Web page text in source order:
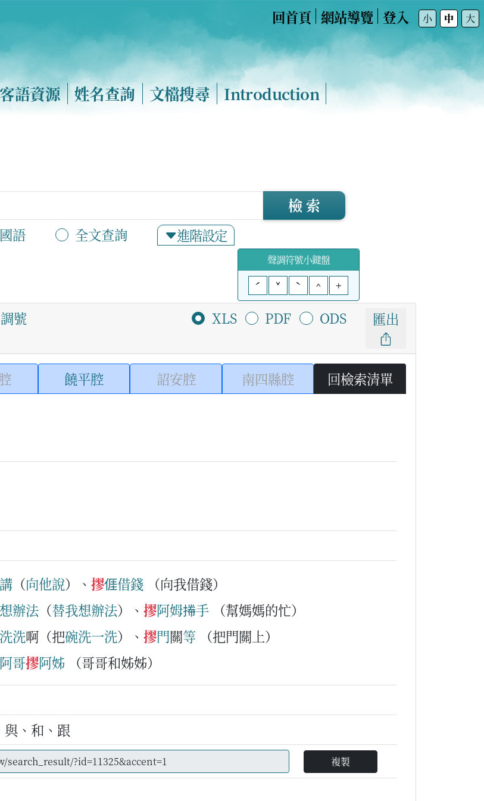
回首頁 網站導覽 登入 小 中 大
客語資源 姓名查詢 文檔搜尋 Introduction
語 全文查詢 進階設定
檢 索
聲調符號小鍵盤
ˊ
ˇ ˋ ^ +
調號 XLS PDF ODS 匯出
饒平腔 詔安腔 南四縣腔 回檢索清單
講 （向他說）、 摎𠊎借錢
（向我借錢）
想辦法 （替我想辦法）、 摎阿姆𢯭手
（幫媽媽的忙）
洗洗啊（把碗洗一洗）、 摎門關等
（把門關上）
阿哥摎阿姊
（哥哥和姊姊）
、和、跟
複製